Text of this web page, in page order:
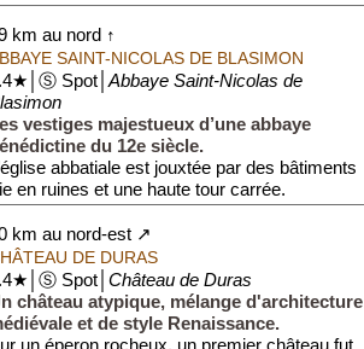
km au nord ↑
SAINT-NICOLAS DE BLASIMON
Spot│ Abbaye Saint-Nicolas de
vestiges majestueux d’une abbaye
du 12e siècle.
abbatiale est jouxtée par des bâtiments
en ruines et une haute tour carrée.
km au nord-est ↗
DE DURAS
Spot│ Château de Duras
château atypique, mélange d'architecture
et de style Renaissance.